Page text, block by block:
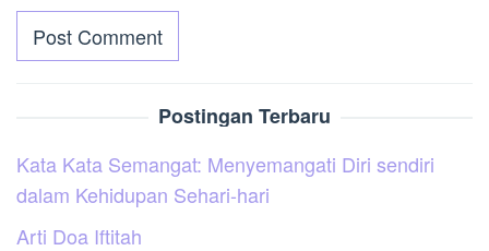
Postingan Terbaru
Kata Kata Semangat: Menyemangati Diri sendiri
dalam Kehidupan Sehari-hari
Arti Doa Iftitah